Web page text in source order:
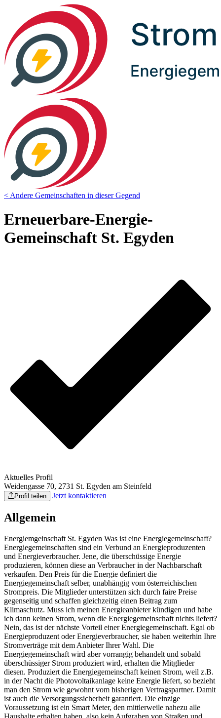
< Andere Gemeinschaften in dieser Gegend
Erneuerbare-Energie-
Gemeinschaft St. Egyden
Aktuelles Profil
Weidengasse 70, 2731 St. Egyden am Steinfeld
Profil teilen Jetzt kontaktieren
Allgemein
Energiemgeinschaft St. Egyden Was ist eine Energiegemeinschaft?
Energiegemeinschaften sind ein Verbund an Energieproduzenten
und Energieverbraucher. Jene, die überschüssige Energie
produzieren, können diese an Verbraucher in der Nachbarschaft
verkaufen. Den Preis für die Energie definiert die
Energiegemeinschaft selber, unabhängig vom österreichischen
Strompreis. Die Mitglieder unterstützen sich durch faire Preise
gegenseitig und schaffen gleichzeitig einen Beitrag zum
Klimaschutz. Muss ich meinen Energieanbieter kündigen und habe
ich dann keinen Strom, wenn die Energiegemeinschaft nichts liefert?
Nein, das ist der nächste Vorteil einer Energiegemeinschaft. Egal ob
Energieproduzent oder Energieverbraucher, sie haben weiterhin Ihre
Stromverträge mit dem Anbieter Ihrer Wahl. Die
Energiegemeinschaft wird aber vorrangig behandelt und sobald
überschüssiger Strom produziert wird, erhalten die Mitglieder
diesen. Produziert die Energiegemeinschaft keinen Strom, weil z.B.
in der Nacht die Photovoltaikanlage keine Energie liefert, so bezieht
man den Strom wie gewohnt vom bisherigen Vertragspartner. Damit
ist auch die Versorgungssicherheit garantiert. Die einzige
Voraussetzung ist ein Smart Meter, den mittlerweile nahezu alle
Haushalte erhalten haben, also kein Aufgraben von Straßen und